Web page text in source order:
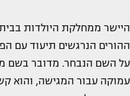
היישר ממחלקת היולדות
ההורים הנרגשים תיעוד עם
על השם הנבחר. מדובר בשם
עמוקה עבור המגישה, והוא